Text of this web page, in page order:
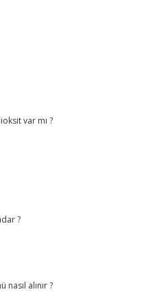
var mı ?
?
alınır ?